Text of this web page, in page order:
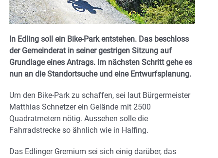
In Edling soll ein Bike-Park entstehen. Das beschloss
der Gemeinderat in seiner gestrigen Sitzung auf
Grundlage eines Antrags. Im nächsten Schritt gehe es
nun an die Standortsuche und eine Entwurfsplanung.
Um den Bike-Park zu schaffen, sei laut Bürgermeister
Matthias Schnetzer ein Gelände mit 2500
Quadratmetern nötig. Aussehen solle die
Fahrradstrecke so ähnlich wie in Halfing.
Das Edlinger Gremium sei sich einig darüber, das